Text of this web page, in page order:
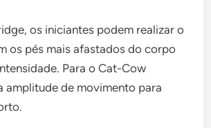
os iniciantes podem realizar o
os pés mais afastados do corpo
Para o Cat-Cow
amplitude de movimento para